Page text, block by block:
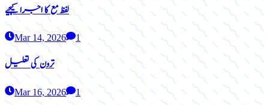
لفظ مع کا اجرا کیجیے
Mar 14, 2026 1
ترون کی تعلیل
Mar 16, 2026 1